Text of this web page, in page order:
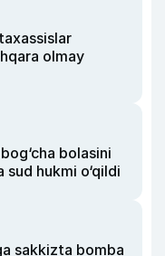
olmay
bolasini
hukmi o‘qildi
sakkizta bomba